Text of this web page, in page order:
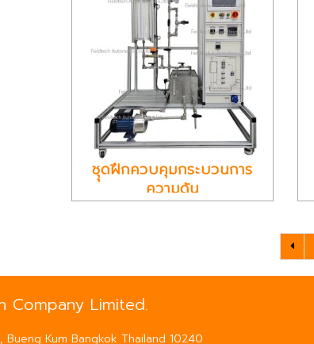
ชุุดฝึกควบคุมกระบวนการ
ความดัน
Company Limited.
Bueng Kum Bangkok Thailand 10240